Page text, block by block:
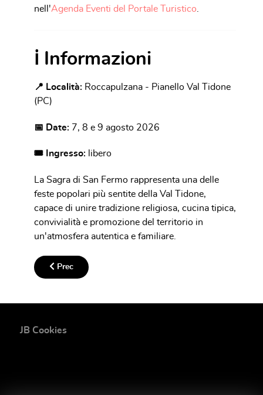
nell'Agenda Eventi del Portale Turistico
ℹ Informazioni
📍 Località: Roccapulzana - Pianello Val Tidone
(PC)
📅 Date: 7, 8 e 9 agosto 2026
🎟 Ingresso: libero
La Sagra di San Fermo rappresenta una delle
feste popolari più sentite della Val Tidone,
capace di unire tradizione religiosa, cucina tipica,
convivialità e promozione del territorio in
un'atmosfera autentica e familiare.
Articolo precedente: Festa Patronale e Fiera di San
Prec
JB Cookies